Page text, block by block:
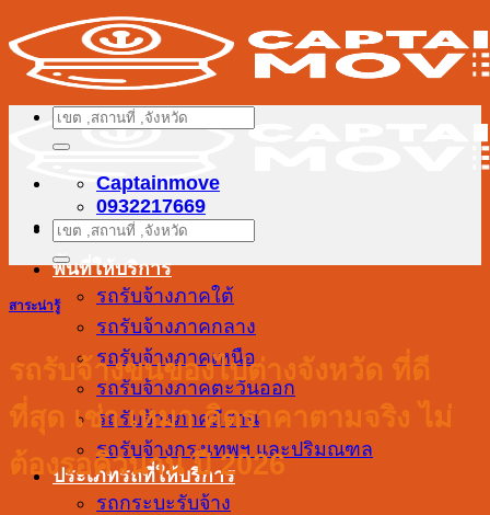
ข้าม
ไป
เนื้อหา
พื้นที่ให้บริการ
รถรับจ้างภาคใต้
รถรับจ้างภาคกลาง
รถรับจ้างภาคเหนือ
รถรับจ้างภาคตะวันออก
รถรับจ้างภาคอีสาน
รถรับจ้างกรุงเทพฯ และปริมณฑล
ประเภทรถที่ให้บริการ
รถกระบะรับจ้าง
ค้นหา:
Captainmove
0932217669
ค้นหา:
สาระน่ารู้
รถรับจ้างขนของไปต่างจังหวัด ที่ดี
ที่สุด เช่า เหมา คิดราคาตามจริง ไม่
ต้องรอคิวนาน ปี 2026